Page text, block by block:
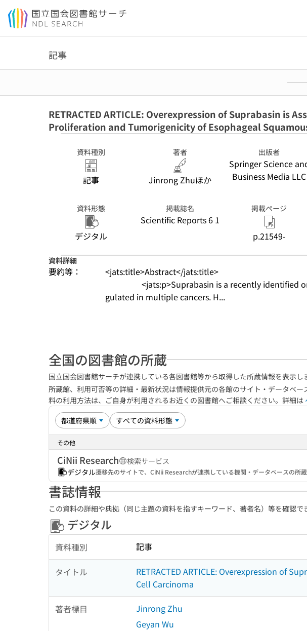
本文へ移動
記事
RETRACTED ARTICLE: Overexpression of Suprabasin is
Proliferation and Tumorigenicity of Esophageal
資料種別
記事
著者
Jinrong Zhuほか
出版者
Springer Science
Business Media LLC
資料形態
デジタル
掲載誌名
Scientific Reports 6 1
掲載ページ
p.21549-
資料詳細
要約等：
<jats:title>Abstract</jats:title>
gulated in multiple cancers. H...
全国の図書館の所蔵
国立国会図書館サーチが連携している各図書館等から取得した所蔵情報を表示し
所蔵館、利用可否等の詳細・最新状況は情報提供元の各館のサイト・データベ
料の利用方法は、ご自身が利用されるお近くの図書館へご相談ください。詳細は
その他
CiNii Research
検索サービス
デジタル遷移先のサイトで、CiNii Researchが連携している機関・データベースの所蔵
書誌情報
この資料の詳細や典拠（同じ主題の資料を指すキーワード、著者名）等を確認で
デジタル
資料種別 記事
タイトル
RETRACTED ARTICLE: Overexpression of
Cell Carcinoma
著者標目
Jinrong Zhu
Geyan Wu